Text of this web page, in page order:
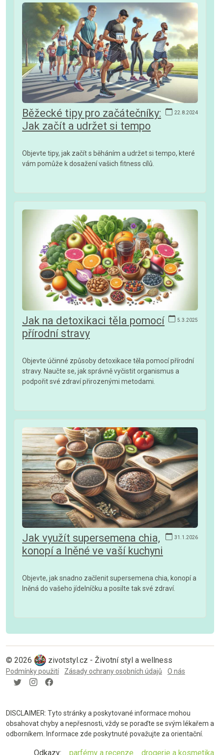
22.8.2024
Běžecké tipy pro začátečníky:
Jak začít a udržet si tempo
Objevte tipy, jak začít s běháním a udržet si tempo, které
vám pomůže k dosažení vašich fitness cílů.
5.3.2025
Jak na detoxikaci těla pomocí
přírodní stravy
Objevte účinné způsoby detoxikace těla pomocí přírodní
stravy. Naučte se, jak správně vyčistit organismus a
podpořit své zdraví přirozenými metodami.
31.1.2026
Jak využít supersemena chia,
konopí a lněné ve vaší kuchyni
Objevte, jak snadno začlenit supersemena chia, konopí a
lněná do vašeho jídelníčku a posilte tak své zdraví.
© 2026 zivotstyl.cz - Životní styl a wellness
Podmínky použití Zásady ochrany osobních údajů O nás
DISCLAIMER: Tyto stránky a poskytované informace mohou
obsahovat chyby a nepřesnosti, vždy se poraďte se svým lékařem a
odborníkem. Informace zde poskytnuté považujte za orientační.
Odkazy: parfémy a recenze drogerie a kosmetika